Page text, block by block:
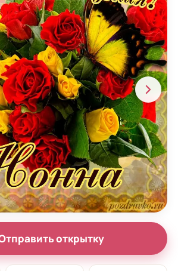
открытку